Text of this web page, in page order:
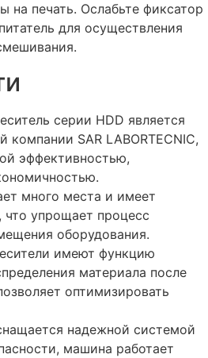
на печать. Ослабьте фиксатор
для осуществления
серии HDD является
компании SAR LABORTECNIC,
эффективностью,
много места и имеет
упрощает процесс
оборудования.
имеют функцию
материала после
оптимизировать
надежной системой
машина работает